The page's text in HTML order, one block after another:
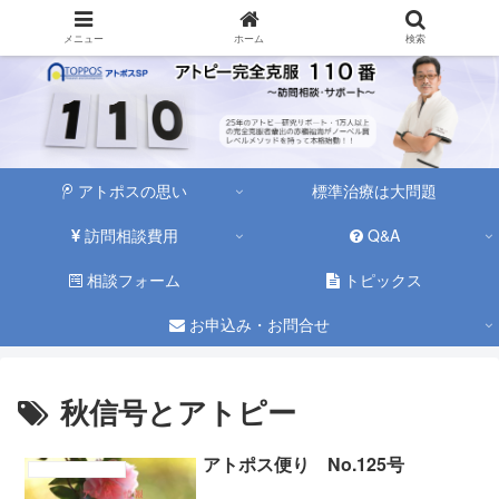
アトポスの思い
標準治療は大問題
訪問相談費用
Q&A
相談フォーム
トピックス
お申込み・お問合せ
秋信号とアトピー
アトポス便り No.125号
メニュー ホーム 検索